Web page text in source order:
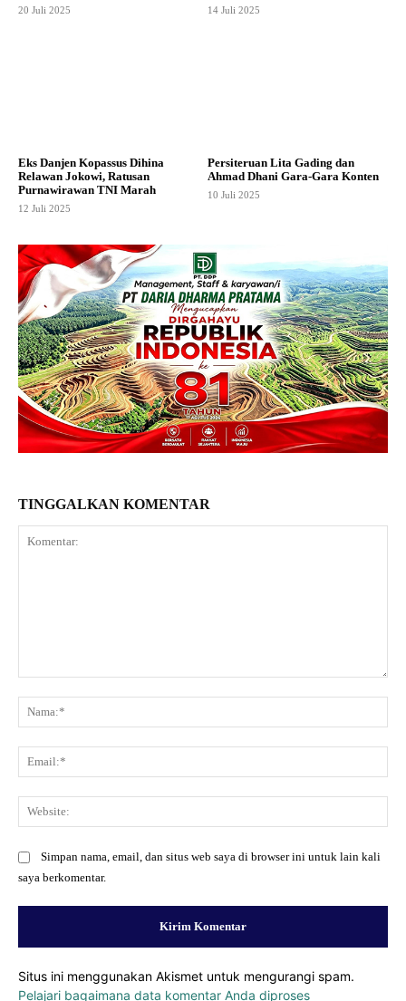
20 Juli 2025 14 Juli 2025
Eks Danjen Kopassus Dihina
Relawan Jokowi, Ratusan
Purnawirawan TNI Marah
12 Juli 2025
Persiteruan Lita Gading dan
Ahmad Dhani Gara-Gara Konten
10 Juli 2025
TINGGALKAN KOMENTAR
Simpan nama, email, dan situs web saya di browser ini untuk lain kali
saya berkomentar.
Situs ini menggunakan Akismet untuk mengurangi spam.
Pelajari bagaimana data komentar Anda diproses